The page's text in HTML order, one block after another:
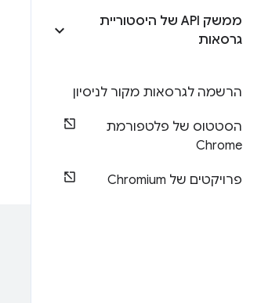
ממשק API של היסטוריית
גרסאות
הרשמה לגרסאות מקור לניסיון
הסטטוס של פלטפורמת
Chrome
פרויקטים של Chromium